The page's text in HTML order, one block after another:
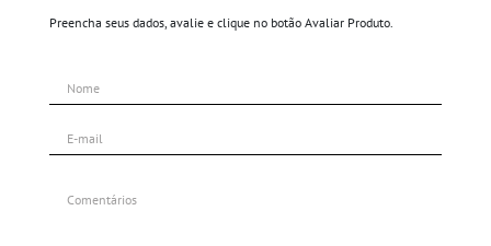
Preencha seus dados, avalie e clique no botão Avaliar Produto.